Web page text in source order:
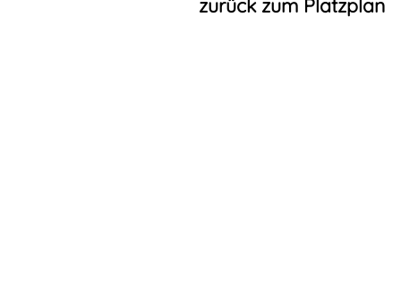
zurück zum Platzplan